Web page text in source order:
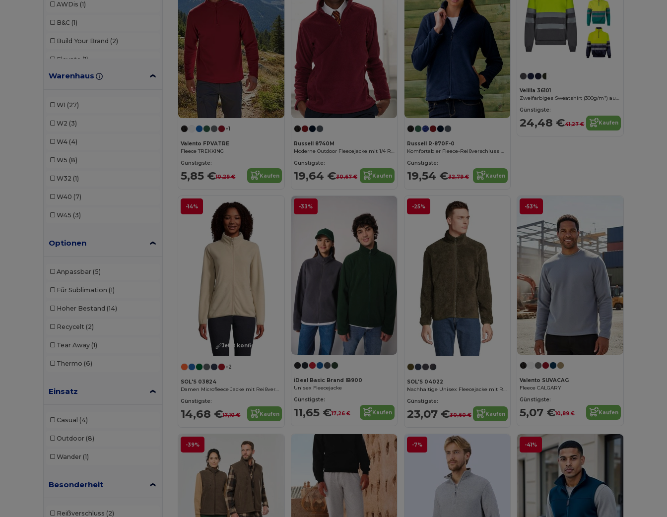
AWDis (1)
B&C (1)
Build Your Brand (2)
Elevate (1)
Fruit of the Loom
Result (1)
Velilla (3)
Warenhaus
W1 (27)
W2 (3)
W4 (4)
W5 (8)
W32 (1)
W40 (7)
W45 (3)
Optionen
Anpassbar (5)
Für Sublimation (1)
Hoher Bestand (14)
Recycelt (2)
Tear Away (1)
Thermo (6)
Einsatz
Casual (4)
Outdoor (8)
Wander (1)
Besonderheit
Reißverschluss (2)
+1
Valento FPVATRE
Fleece TREKKING
Günstigste:
5,85 €10,29 € Kaufen
Russell 8740M
Moderne Outdoor Fleecejacke mit 1/4 Reißverschluss
Günstigste:
19,64 €30,67 € Kaufen
Russell R-870F-0
Komfortabler Fleece-Reißverschluss mit Seitentaschen
Günstigste:
19,54 €32,79 € Kaufen
Velilla 36101
Zweifarbiges Sweatshirt (300g/m²) aus Polyester-Fleece (100%)
Günstigste:
24,48 €41,27 € Kaufen
-14%
Jetzt konfigurieren!
+2
SOL'S 03824
Damen Microfleece Jacke mit Reißverschluss
Günstigste:
14,68 €17,10 € Kaufen
-33%
iDeal Basic Brand IB900
Unisex Fleecejacke
Günstigste:
11,65 €17,26 € Kaufen
-25%
SOL'S 04022
Nachhaltige Unisex Fleecejacke mit Reißverschluss
Günstigste:
23,07 €30,60 € Kaufen
-53%
Valento SUVACAG
Fleece CALGARY
Günstigste:
5,07 €10,89 € Kaufen
-39% -7% -41%